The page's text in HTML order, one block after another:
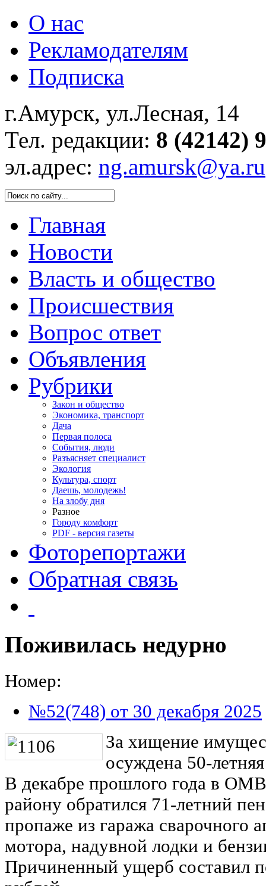
О нас
Рекламодателям
Подписка
г.Амурск, ул.Лесная, 14
Тел. редакции: 8 (42142)
эл.адрес: ng.amursk@ya.ru
Главная
Новости
Власть и общество
Происшествия
Вопрос ответ
Объявления
Рубрики
Закон и общество
Экономика, транспорт
Дача
Первая полоса
События, люди
Разъясняет специалист
Экология
Культура, спорт
Даешь, молодежь!
На злобу дня
Разное
Городу комфорт
PDF - версия газеты
Фоторепортажи
Обратная связь
Поживилась недурно
Номер:
№52(748) от 30 декабря 2025
За хищение
осуждена 50-
В декабре прошлого года в
району обратился 71-летний
пропаже из гаража сварочного
мотора, надувной лодки и
Причиненный ущерб составил